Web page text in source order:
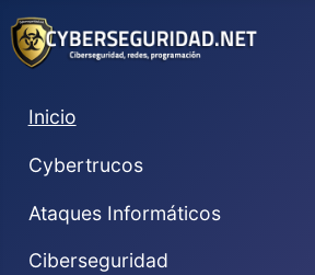
Inicio
Cybertrucos
Ataques Informáticos
Ciberseguridad